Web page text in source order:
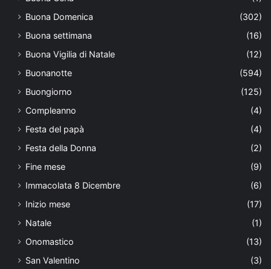
Buona Domenica
(302)
Buona settimana
(16)
Buona Vigilia di Natale
(12)
Buonanotte
(594)
Buongiorno
(125)
Compleanno
(4)
Festa del papà
(4)
Festa della Donna
(2)
Fine mese
(9)
Immacolata 8 Dicembre
(6)
Inizio mese
(17)
Natale
(1)
Onomastico
(13)
San Valentino
(3)